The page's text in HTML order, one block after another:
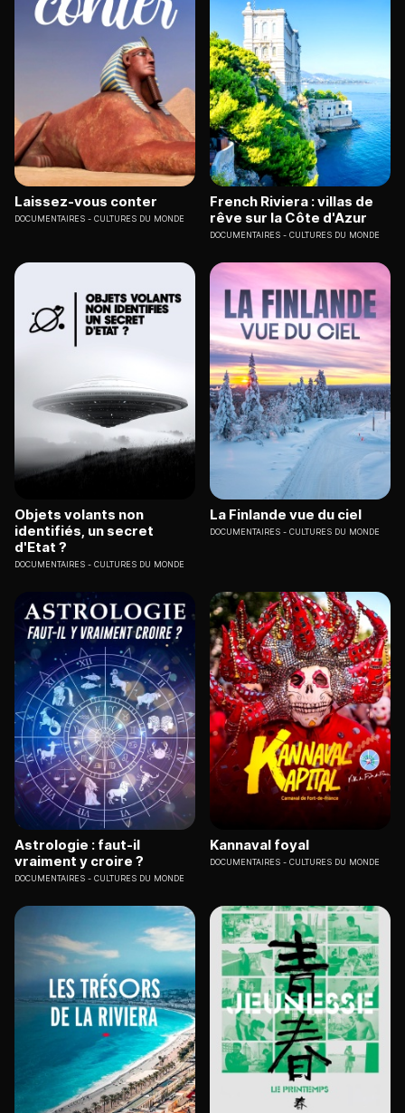
Laissez-vous conter
DOCUMENTAIRES CULTURES DU MONDE
French Riviera : villas de
rêve sur la Côte d'Azur
DOCUMENTAIRES CULTURES DU MONDE
Objets volants non
identifiés, un secret
d'Etat ?
DOCUMENTAIRES CULTURES DU MONDE
La Finlande vue du ciel
DOCUMENTAIRES CULTURES DU MONDE
Astrologie : faut-il
vraiment y croire ?
DOCUMENTAIRES CULTURES DU MONDE
Kannaval foyal
DOCUMENTAIRES CULTURES DU MONDE